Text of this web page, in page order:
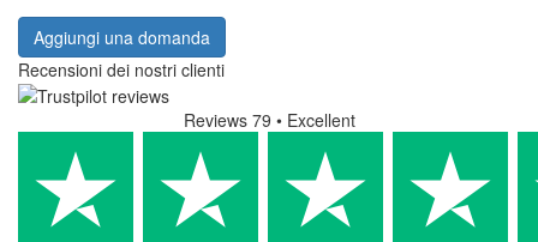
Aggiungi una domanda
Recensioni dei nostri clienti
Reviews 79 • Excellent